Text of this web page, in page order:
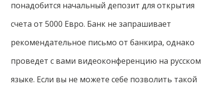
понадобится начальный депозит для открытия
счета от 5000 Евро. Банк не запрашивает
рекомендательное письмо от банкира, однако
проведет с вами видеоконференцию на русском
языке. Если вы не можете себе позволить такой